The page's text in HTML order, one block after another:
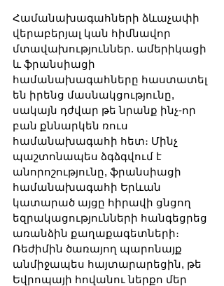
Համանախագահների ձևաչափի
վերաբերյալ կան հիմնավոր
մտավախություններ. ամերիկացի
և ֆրանսիացի
համանախագահները հաստատել
են իրենց մասնակցությունը,
սակայն դժվար թե նրանք ինչ-որ
բան քննարկեն ռուս
համանախագահի հետ։ Մինչ
պաշտոնապես ձգձգվում է
անորոշությունը, ֆրանսիացի
համանախագահի Երևան
կատարած այցը հիրավի ցնցող
եզրակացությունների հանգեցրեց
առանձին քաղաքագետների։
Ռեժիմին ծառայող պարոնայք
անմիջապես հայտարարեցին, թե
Եվրոպայի հովանու ներքո մեր